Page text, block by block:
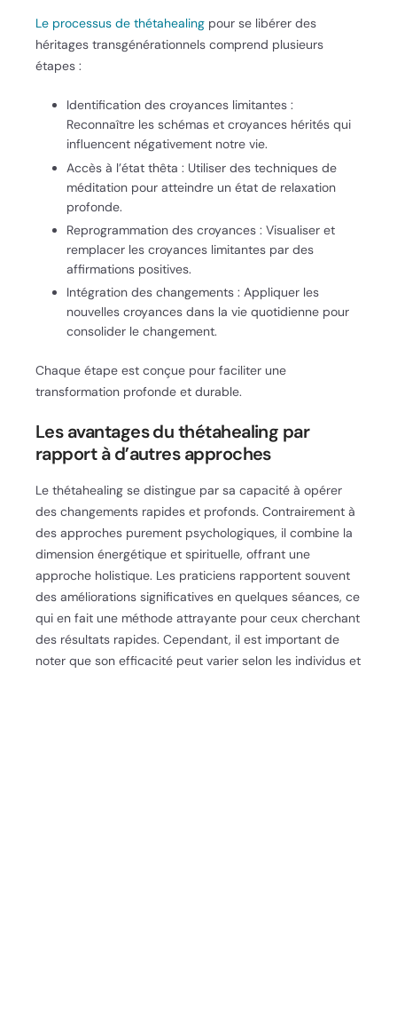
Le processus de thétahealing pour se libérer des
héritages transgénérationnels comprend plusieurs
étapes :
Identification des croyances limitantes :
Reconnaître les schémas et croyances hérités qui
influencent négativement notre vie.
Accès à l’état thêta : Utiliser des techniques de
méditation pour atteindre un état de relaxation
profonde.
Reprogrammation des croyances : Visualiser et
remplacer les croyances limitantes par des
affirmations positives.
Intégration des changements : Appliquer les
nouvelles croyances dans la vie quotidienne pour
consolider le changement.
Chaque étape est conçue pour faciliter une
transformation profonde et durable.
Les avantages du thétahealing par
rapport à d’autres approches
Le thétahealing se distingue par sa capacité à opérer
des changements rapides et profonds. Contrairement à
des approches purement psychologiques, il combine la
dimension énergétique et spirituelle, offrant une
approche holistique. Les praticiens rapportent souvent
des améliorations significatives en quelques séances, ce
qui en fait une méthode attrayante pour ceux cherchant
des résultats rapides. Cependant, il est important de
noter que son efficacité peut varier selon les individus et